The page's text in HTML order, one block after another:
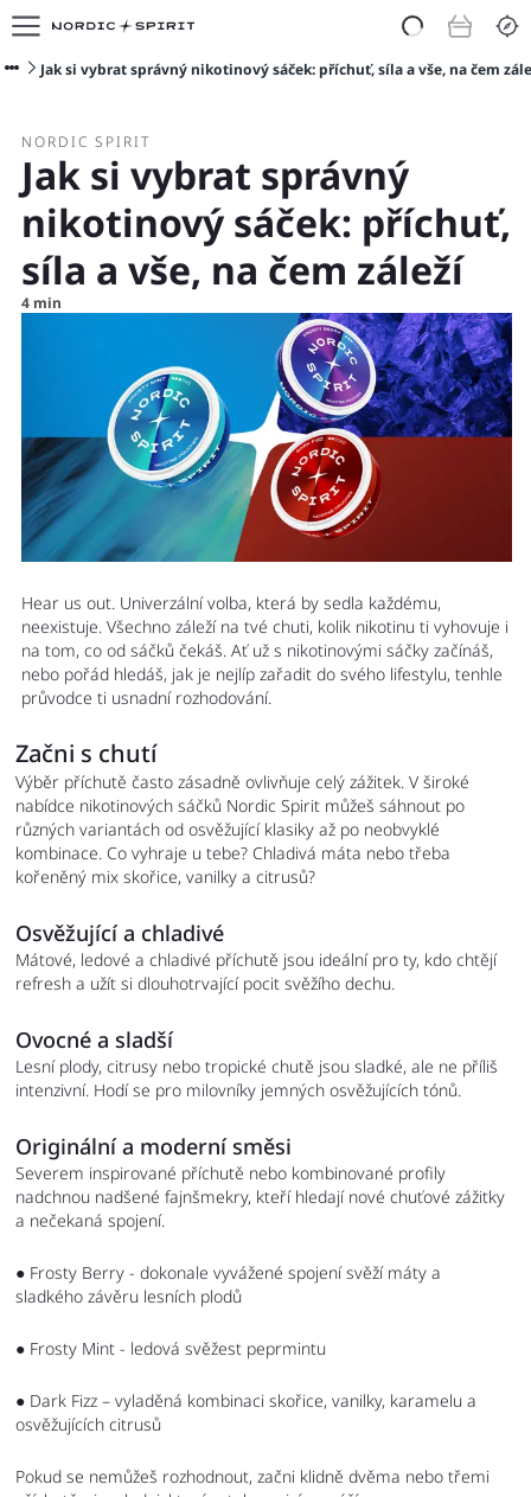
E-shop
O násJak si vybrat správný nikotinový sáček: příchuť, síla a vše, na čem
NORDIC SPIRIT
Jak si vybrat správný
nikotinový sáček: příchuť,
síla a vše, na čem záleží
4 min
Hear us out. Univerzální volba, která by sedla každému,
neexistuje. Všechno záleží na tvé chuti, kolik nikotinu ti vyhovuje i
na tom, co od sáčků čekáš. Ať už s nikotinovými sáčky začínáš,
nebo pořád hledáš, jak je nejlíp zařadit do svého lifestylu, tenhle
průvodce ti usnadní rozhodování.
Začni s chutí
Výběr příchutě často zásadně ovlivňuje celý zážitek. V široké
nabídce nikotinových sáčků Nordic Spirit můžeš sáhnout po
různých variantách od osvěžující klasiky až po neobvyklé
kombinace. Co vyhraje u tebe? Chladivá máta nebo třeba
kořeněný mix skořice, vanilky a citrusů?
Osvěžující a chladivé
Mátové, ledové a chladivé příchutě jsou ideální pro ty, kdo chtějí
refresh a užít si dlouhotrvající pocit svěžího dechu.
Ovocné a sladší
Lesní plody, citrusy nebo tropické chutě jsou sladké, ale ne příliš
intenzivní. Hodí se pro milovníky jemných osvěžujících tónů.
Originální a moderní směsi
Severem inspirované příchutě nebo kombinované profily
nadchnou nadšené fajnšmekry, kteří hledají nové chuťové zážitky
a nečekaná spojení.
● Frosty Berry - dokonale vyvážené spojení svěží máty a
sladkého závěru lesních plodů
● Frosty Mint - ledová svěžest peprmintu
● Dark Fizz – vyladěná kombinaci skořice, vanilky, karamelu a
osvěžujících citrusů
Pokud se nemůžeš rozhodnout, začni klidně dvěma nebo třemi